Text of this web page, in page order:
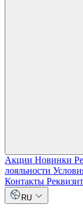
Акции Новинки
лояльности
Контакты
RU